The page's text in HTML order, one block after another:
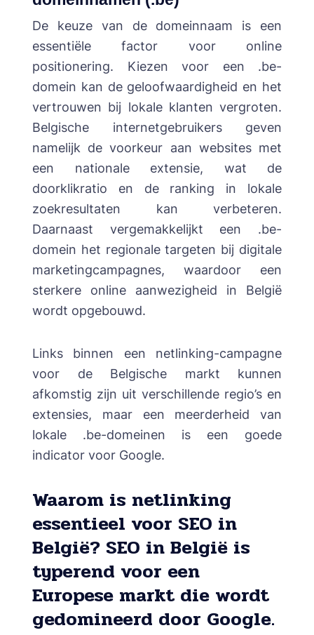
De keuze van de domeinnaam is een
essentiële factor voor online
positionering. Kiezen voor een .be-
domein kan de geloofwaardigheid en het
vertrouwen bij lokale klanten vergroten.
Belgische internetgebruikers geven
namelijk de voorkeur aan websites met
een nationale extensie, wat de
doorklikratio en de ranking in lokale
zoekresultaten kan verbeteren.
Daarnaast vergemakkelijkt een .be-
domein het regionale targeten bij digitale
marketingcampagnes, waardoor een
sterkere online aanwezigheid in België
wordt opgebouwd.
Links binnen een netlinking-campagne
voor de Belgische markt kunnen
afkomstig zijn uit verschillende regio’s en
extensies, maar een meerderheid van
lokale .be-domeinen is een goede
indicator voor Google.
Waarom is netlinking
essentieel voor SEO in
België? SEO in België is
typerend voor een
Europese markt die wordt
gedomineerd door Google.